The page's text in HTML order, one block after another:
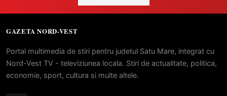
GAZETA NORD-VEST
Portal multimedia de stiri pentru judetul Satu Mare, integrat cu
Nord-Vest TV - televiziunea locala. Stiri de actualitate, politica,
economie, sport, cultura si multe altele.